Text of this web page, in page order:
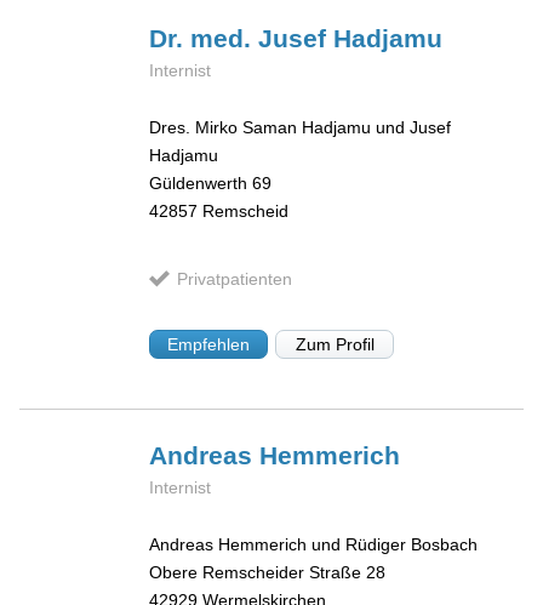
Dr. med. Jusef Hadjamu
Internist
Dres. Mirko Saman Hadjamu und Jusef
Hadjamu
Güldenwerth 69
42857 Remscheid
Privatpatienten
Empfehlen Zum Profil
Andreas Hemmerich
Internist
Andreas Hemmerich und Rüdiger Bosbach
Obere Remscheider Straße 28
42929 Wermelskirchen